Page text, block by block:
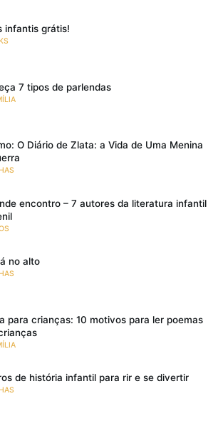
infantis grátis!
7 tipos de parlendas
O Diário de Zlata: a Vida de Uma Menina
encontro – 7 autores da literatura infantil
no alto
para crianças: 10 motivos para ler poemas
de história infantil para rir e se divertir